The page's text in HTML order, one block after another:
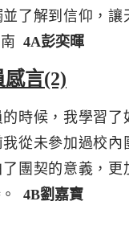
了解到信仰，讓
4A彭奕暉
感言(2)
時候，我學習了
從未參加過校內
團契的意義，更
4B劉嘉寶